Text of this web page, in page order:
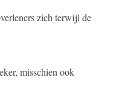
zich terwijl de
misschien ook